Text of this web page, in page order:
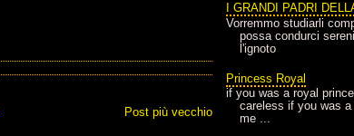
Post più vecchio
I GRANDI PADRI
Vorremmo studiarli
possa condurci
l'ignoto
Princess Royal
if you was a royal
careless if you was
me ...